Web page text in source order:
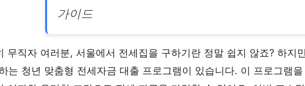
가이드
무직자 여러분, 서울에서 전세집을 구하기란 정말 쉽지 않죠? 하지
는 청년 맞춤형 전세자금 대출 프로그램이 있습니다. 이 프로그램